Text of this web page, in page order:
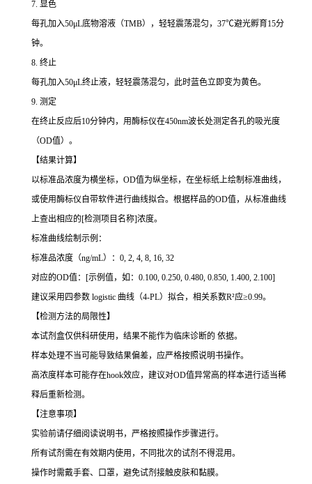
7. 显色
每孔加入50μL底物溶液（TMB），轻轻震荡混匀，37℃避光孵育15分
钟。
8. 终止
每孔加入50μL终止液，轻轻震荡混匀，此时蓝色立即变为黄色。
9. 测定
在终止反应后10分钟内，用酶标仪在450nm波长处测定各孔的吸光度
（OD值）。
【结果计算】
以标准品浓度为横坐标，OD值为纵坐标，在坐标纸上绘制标准曲线，
或使用酶标仪自带软件进行曲线拟合。根据样品的OD值，从标准曲线
上查出相应的[检测项目名称]浓度。
标准曲线绘制示例：
标准品浓度（ng/mL）：0, 2, 4, 8, 16, 32
对应的OD值：[示例值，如：0.100, 0.250, 0.480, 0.850, 1.400, 2.100]
建议采用四参数 logistic 曲线（4-PL）拟合，相关系数R²应≥0.99。
【检测方法的局限性】
本试剂盒仅供科研使用，结果不能作为临床诊断的 依据。
样本处理不当可能导致结果偏差，应严格按照说明书操作。
高浓度样本可能存在hook效应，建议对OD值异常高的样本进行适当稀
释后重新检测。
【注意事项】
实验前请仔细阅读说明书，严格按照操作步骤进行。
所有试剂需在有效期内使用，不同批次的试剂不得混用。
操作时需戴手套、口罩，避免试剂接触皮肤和黏膜。